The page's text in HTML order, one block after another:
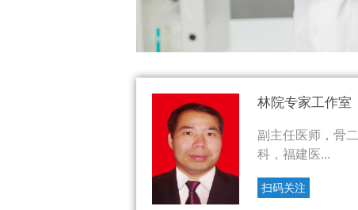
林院专家工作室
副主任医师，骨二
科，福建医...
扫码关注